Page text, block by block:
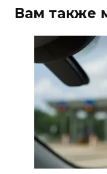
Вам также